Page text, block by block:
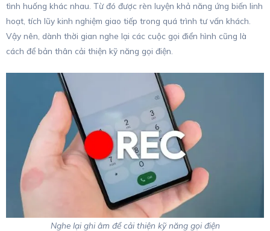
tình huống khác nhau. Từ đó được rèn luyện khả năng ứng biến linh
hoạt, tích lũy kinh nghiệm giao tiếp trong quá trình tư vấn khách.
Vậy nên, dành thời gian nghe lại các cuộc gọi điển hình cũng là
cách để bản thân cải thiện kỹ năng gọi điện.
Nghe lại ghi âm để cải thiện kỹ năng gọi điện